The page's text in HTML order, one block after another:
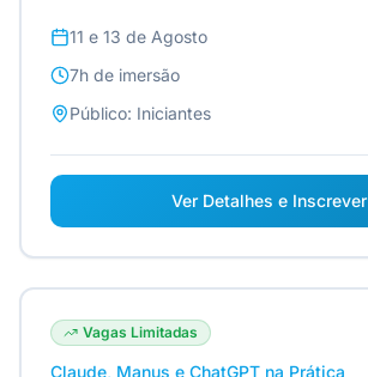
11 e 13 de Agosto
7h de imersão
Público: Iniciantes
Ver Detalhes e Inscrever
Vagas Limitadas
Claude, Manus e ChatGPT na Prática